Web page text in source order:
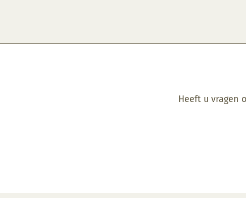
Heeft u vragen